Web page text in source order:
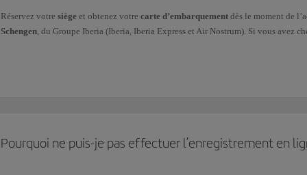
Réservez votre siège et obtenez votre carte d’embarquement dès le moment de
Schengen, du Groupe Iberia (Iberia, Iberia Express et Air Nostrum). Si vous avez
d'Enregistrement en ligne, vous devrez donc récupérer votre carte
Pourquoi ne puis-je pas effectuer l’enregistrement en